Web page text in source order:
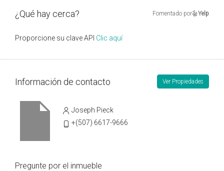
¿Qué hay cerca? Fomentado por Yelp
Proporcione su clave API Clic aquí
Información de contacto Ver Propiedades
Joseph Pieck
+(507) 6617-9666
Pregunte por el inmueble